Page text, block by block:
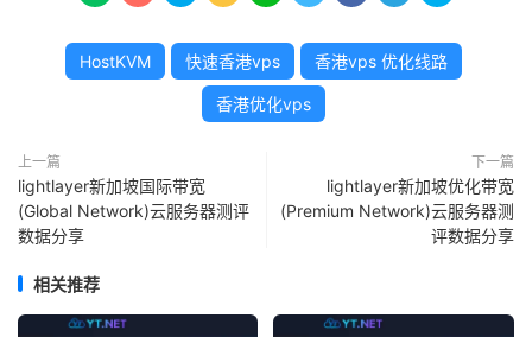
HostKVM 快速香港vps 香港vps 优化线路
香港优化vps
上一篇
lightlayer新加坡国际带宽
(Global Network)云服务器测评
数据分享
下一篇
lightlayer新加坡优化带宽
(Premium Network)云服务器测
评数据分享
相关推荐